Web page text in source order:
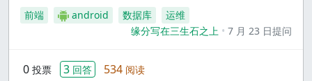
前端 android 数据库
运维
缘分写在三生石之上
7 月 23 日提问
0 投票 3 回答 534 阅读